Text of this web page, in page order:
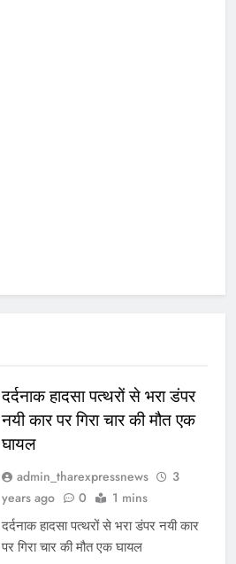
दर्दनाक हादसा पत्थरों से भरा डंपर
नयी कार पर गिरा चार की मौत एक
घायल
admin_tharexpressnews
3
years ago
0 1 mins
दर्दनाक हादसा पत्थरों से भरा डंपर नयी कार
पर गिरा चार की मौत एक घायल